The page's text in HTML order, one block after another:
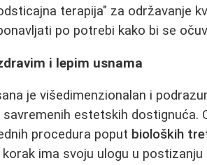
terapija" za održavanje
po potrebi kako bi se
i lepim usnama
je višedimenzionalan i
savremenih estetskih dostignuća.
procedura poput bioloških
korak ima svoju ulogu u